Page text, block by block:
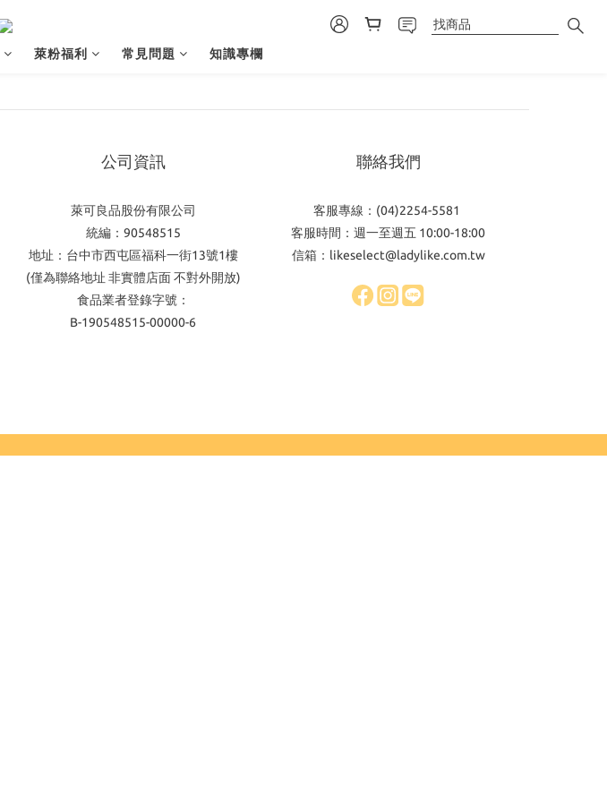
萊粉福利 常見問題 知識專欄
公司資訊
萊可良品股份有限公司
統編：90548515
地址：台中市西屯區福科一街13號1樓
(僅為聯絡地址 非實體店面 不對外開放)
食品業者登錄字號：
B-190548515-00000-6
聯絡我們
客服專線：(04)2254-5581
客服時間：週一至週五 10:00-18:00
信箱：likeselect@ladylike.com.tw